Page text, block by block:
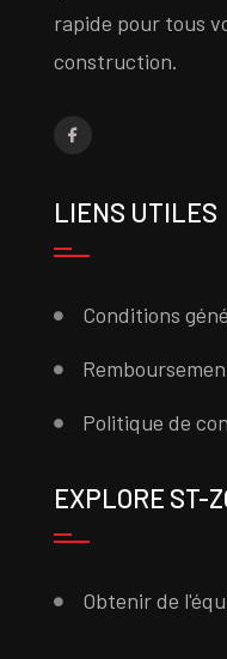
rapide pour tous
construction.
LIENS UTILES
Conditions
Politique de
EXPLORE ST-
Obtenir de